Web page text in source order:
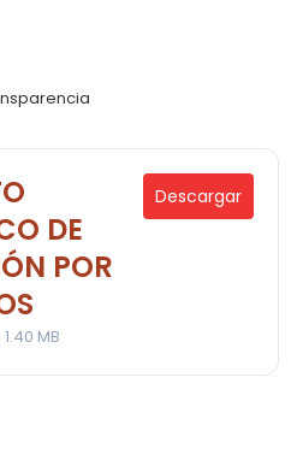
DE
POR
1.40 MB
Descargar